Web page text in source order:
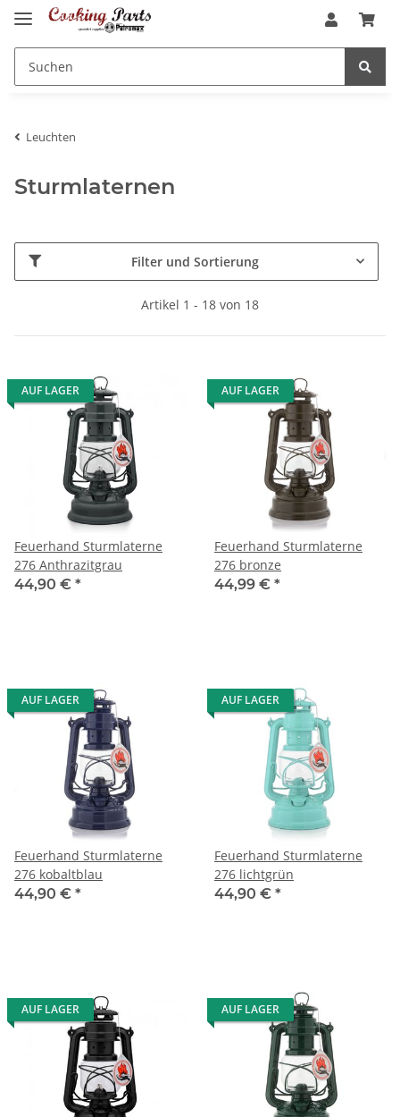
Leuchten
Sturmlaternen
Filter und Sortierung
Artikel 1 - 18 von 18
AUF LAGER
Feuerhand Sturmlaterne
276 Anthrazitgrau
44,90 € *
AUF LAGER
Feuerhand Sturmlaterne
276 bronze
44,99 € *
AUF LAGER
Feuerhand Sturmlaterne
276 kobaltblau
44,90 € *
AUF LAGER
Feuerhand Sturmlaterne
276 lichtgrün
44,90 € *
AUF LAGER AUF LAGER